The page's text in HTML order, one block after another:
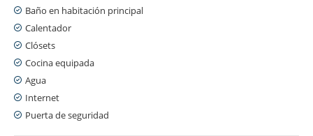
Baño en habitación principal
Calentador
Clósets
Cocina equipada
Agua
Internet
Puerta de seguridad